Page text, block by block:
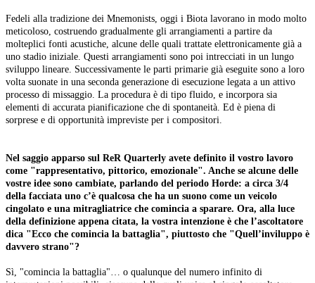
Fedeli alla tradizione dei Mnemonists, oggi i Biota lavorano in modo molto
meticoloso, costruendo gradualmente gli arrangiamenti a partire da
molteplici fonti acustiche, alcune delle quali trattate elettronicamente già a
uno stadio iniziale. Questi arrangiamenti sono poi intrecciati in un lungo
sviluppo lineare. Successivamente le parti primarie già eseguite sono a loro
volta suonate in una seconda generazione di esecuzione legata a un attivo
processo di missaggio. La procedura è di tipo fluido, e incorpora sia
elementi di accurata pianificazione che di spontaneità. Ed è piena di
sorprese e di opportunità impreviste per i compositori.
Nel saggio apparso sul ReR Quarterly avete definito il vostro lavoro
come "rappresentativo, pittorico, emozionale". Anche se alcune delle
vostre idee sono cambiate, parlando del periodo Horde: a circa 3/4
della facciata uno c’è qualcosa che ha un suono come un veicolo
cingolato e una mitragliatrice che comincia a sparare. Ora, alla luce
della definizione appena citata, la vostra intenzione è che l’ascoltatore
dica "Ecco che comincia la battaglia", piuttosto che "Quell’inviluppo è
davvero strano"?
Sì, "comincia la battaglia"… o qualunque del numero infinito di